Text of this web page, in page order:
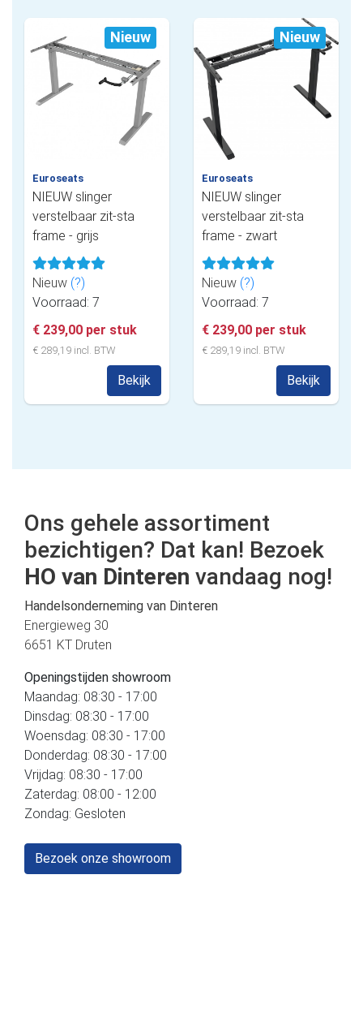
Nieuw
Euroseats
NIEUW slinger
verstelbaar zit-sta
frame - grijs
Nieuw (?)
Voorraad: 7
€ 239,00 per stuk
€ 289,19 incl. BTW
Bekijk
Nieuw
Euroseats
NIEUW slinger
verstelbaar zit-sta
frame - zwart
Nieuw (?)
Voorraad: 7
€ 239,00 per stuk
€ 289,19 incl. BTW
Bekijk
Ons gehele assortiment
bezichtigen? Dat kan! Bezoek
HO van Dinteren vandaag nog!
Handelsonderneming van Dinteren
Energieweg 30
6651 KT Druten
Openingstijden showroom
Maandag: 08:30 - 17:00
Dinsdag: 08:30 - 17:00
Woensdag: 08:30 - 17:00
Donderdag: 08:30 - 17:00
Vrijdag: 08:30 - 17:00
Zaterdag: 08:00 - 12:00
Zondag: Gesloten
Bezoek onze showroom